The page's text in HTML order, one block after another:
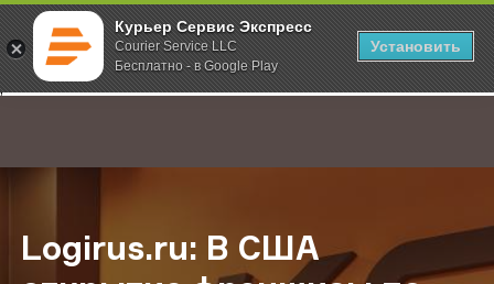
Курьер Сервис Экспресс
Courier Service LLC
Бесплатно - в Google Play
Установить
;
Главная О компании Новости Logirus.ru: В США открытие
Logirus.ru: В США